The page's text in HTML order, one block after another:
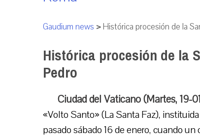
Gaudium news >Histórica procesión de la
Histórica procesión de la
Pedro
Ciudad del Vaticano (Martes, 19-
«Volto Santo» (La Santa Faz),
pasado sábado 16 de enero, cuando